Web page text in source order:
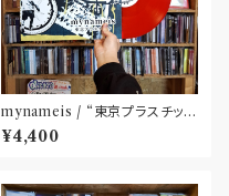
mynameis / “東京プラスチッ
ク” LP(12 inch)
¥4,400